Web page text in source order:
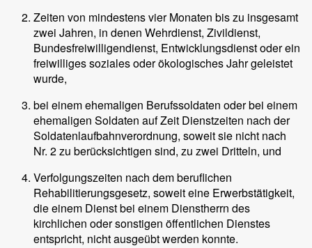
Zeiten von mindestens vier Monaten bis zu insgesamt
zwei Jahren, in denen Wehrdienst, Zivildienst,
Bundesfreiwilligendienst, Entwicklungsdienst oder ein
freiwilliges soziales oder ökologisches Jahr geleistet
wurde,
bei einem ehemaligen Berufssoldaten oder bei einem
ehemaligen Soldaten auf Zeit Dienstzeiten nach der
Soldatenlaufbahnverordnung, soweit sie nicht nach
Nr. 2 zu berücksichtigen sind, zu zwei Dritteln, und
Verfolgungszeiten nach dem beruflichen
Rehabilitierungsgesetz, soweit eine Erwerbstätigkeit,
die einem Dienst bei einem Dienstherrn des
kirchlichen oder sonstigen öffentlichen Dienstes
entspricht, nicht ausgeübt werden konnte.